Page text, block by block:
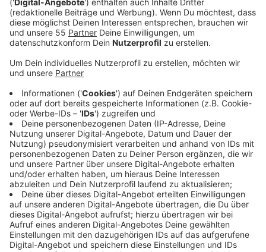
Güterverkehrs. Und der zweite Punkt ist, dass in
Jahrzehnten der Vergangenheit in Teilen zu wenig
investiert worden ist”, sagt er am 2. November 2023.
An diesem Tag kündigt Krischer das an, was er eine
Sanierungsoffensive nennt. Innerhalb von 10 Jahren
will der 400 Brücken im Land durch Ersatzneubauten
sanieren. Allein im Jahr 2024 wurden zusätzlich 220
Millionen Euro dafür bereitgestellt. In der Tat läuft die
Sanierungsoffensive unter Hochdruck. Im Jahr 2025
wurden bisher schon schon 15 Brücken neu gebaut, 41
werden gerade gebaut und 37 Brücken will man in
diesem Jahr noch angehen
Anzeige
Expressbauweise sorgt für Tempo
Anzeige